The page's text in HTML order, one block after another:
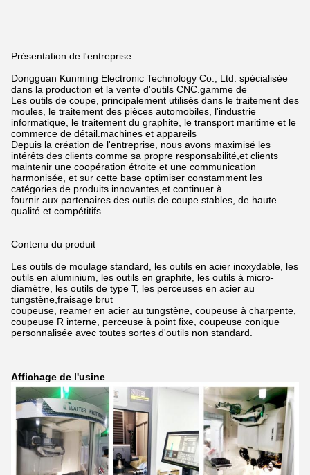
Présentation de l'entreprise
Dongguan Kunming Electronic Technology Co., Ltd. spécialisée
dans la production et la vente d'outils CNC. gamme de
Les outils de coupe, principalement utilisés dans le traitement des
moules, le traitement des pièces automobiles, l'industrie
informatique, le traitement du graphite, le transport maritime et le
commerce de détail. machines et appareils
Depuis la création de l'entreprise, nous avons maximisé les
intérêts des clients comme sa propre responsabilité, et clients
maintenir une coopération étroite et une communication
harmonisée, et sur cette base optimiser constamment les
catégories de produits innovantes, et continuer à
fournir aux partenaires des outils de coupe stables, de haute
qualité et compétitifs.
Contenu du produit
Les outils de moulage standard, les outils en acier inoxydable, les
outils en aluminium, les outils en graphite, les outils à micro-
diamètre, les outils de type T, les perceuses en acier au
tungstène, fraisage brut
coupeuse, reamer en acier au tungstène, coupeuse à charpente,
coupeuse R interne, perceuse à point fixe, coupeuse conique
personnalisée avec toutes sortes d'outils non standard.
Affichage de l'usine